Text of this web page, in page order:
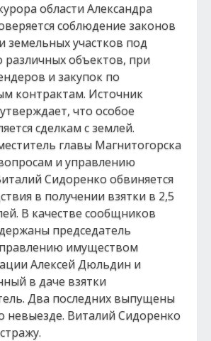
области Александра
соблюдение законов
земельных участков под
различных объектов, при
и закупок по
контрактам. Источник
что особое
сделкам с землей.
главы Магнитогорска
и управлению
Сидоренко обвиняется
в получении взятки в 2,5
В качестве сообщников
председатель
имуществом
Алексей Дюльдин и
в даче взятки
Два последних выпущены
невыезде. Виталий Сидоренко